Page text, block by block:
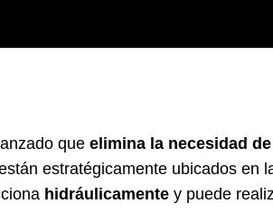
que elimina la necesidad
estratégicamente ubicados
hidráulicamente y puede